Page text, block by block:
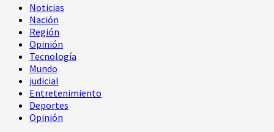
Menú
principal
Noticias
Nación
Región
Opinión
Tecnología
Mundo
judicial
Entretenimiento
Deportes
Opinión